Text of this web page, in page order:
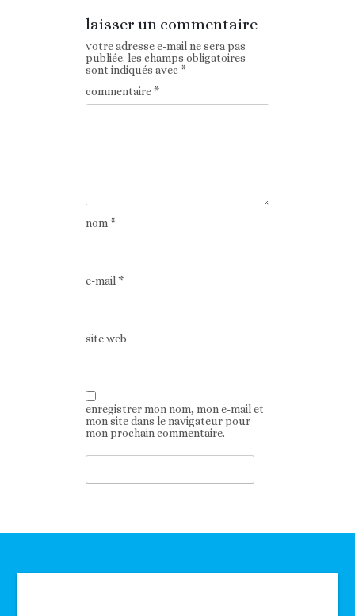
laisser un commentaire
votre adresse e-mail ne sera pas
publiée. les champs obligatoires
sont indiqués avec*
commentaire*
nom*
e-mail*
site web
enregistrer mon nom, mon e-mail et
mon site dans le navigateur pour
mon prochain commentaire.